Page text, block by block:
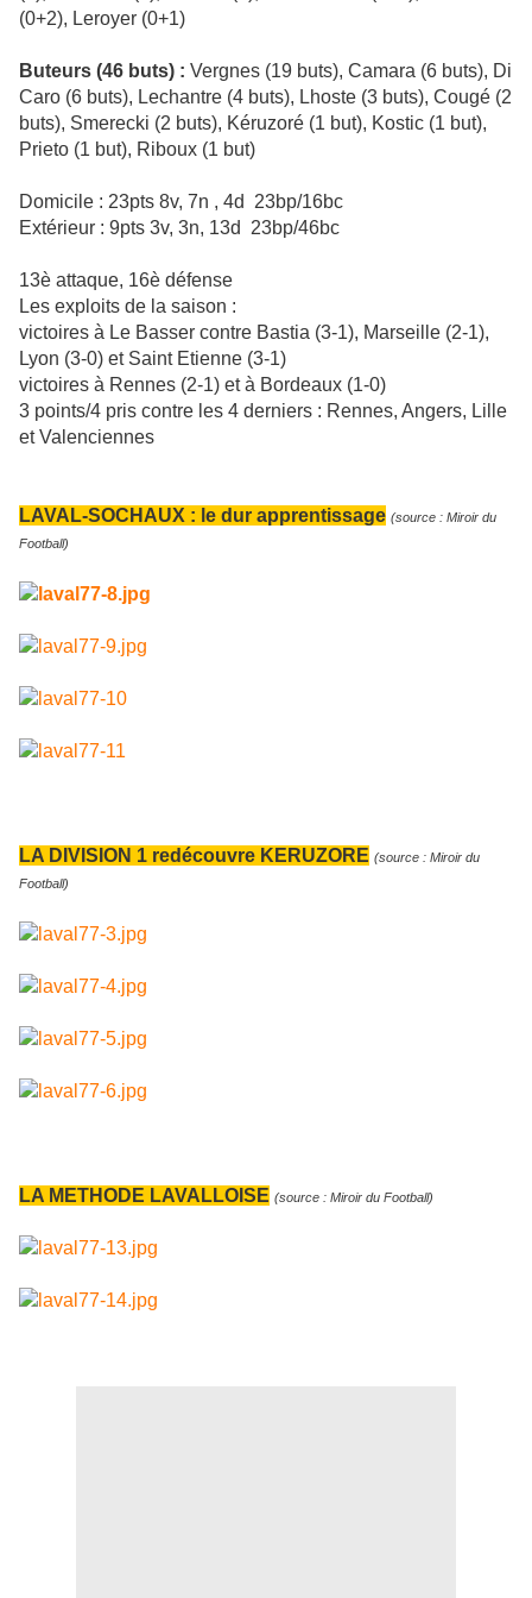
(0+2), Leroyer (0+1)
Buteurs (46 buts) : Vergnes (19 buts), Camara (6 buts), Di
Caro (6 buts), Lechantre (4 buts), Lhoste (3 buts), Cougé (2
buts), Smerecki (2 buts), Kéruzoré (1 but), Kostic (1 but),
Prieto (1 but), Riboux (1 but)
Domicile : 23pts 8v, 7n , 4d 23bp/16bc
Extérieur : 9pts 3v, 3n, 13d 23bp/46bc
13è attaque, 16è défense
Les exploits de la saison :
victoires à Le Basser contre Bastia (3-1), Marseille (2-1),
Lyon (3-0) et Saint Etienne (3-1)
victoires à Rennes (2-1) et à Bordeaux (1-0)
3 points/4 pris contre les 4 derniers : Rennes, Angers, Lille
et Valenciennes
LAVAL-SOCHAUX : le dur apprentissage (source : Miroir du
Football)
LA DIVISION 1 redécouvre KERUZORE (source : Miroir du
Football)
LA METHODE LAVALLOISE (source : Miroir du Football)